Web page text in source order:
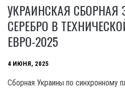
УКРАИНСКАЯ СБОРНАЯ
СЕРЕБРО В
ЕВРО-2025
4 ИЮНЯ, 2025
Сборная Украины по синхронному